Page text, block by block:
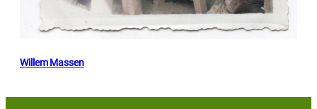
Willem Massen